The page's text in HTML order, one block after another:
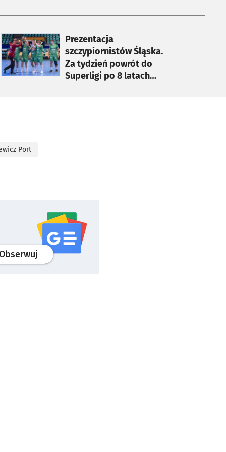
Prezentacja
szczypiornistów Śląska.
Za tydzień powrót do
Superligi po 8 latach
otworzy się w nowej karcie
Port
profilgoogle news